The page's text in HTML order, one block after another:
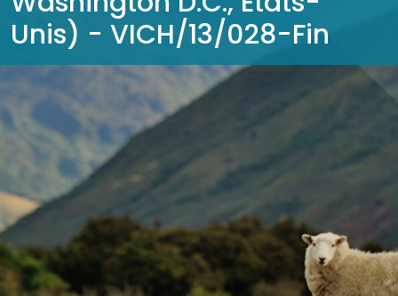
Unis) - VICH/13/028-Fin